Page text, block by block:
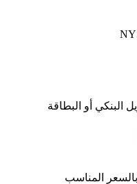
البنكي أو البطاقة